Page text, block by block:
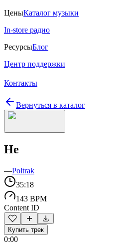
ЦеныКаталог музыки
In-store радио
РесурсыБлог
Центр поддержки
Контакты
Вернуться в каталог
He
—Poltrak
35:18
143 BPM
Content ID
Купить трек
0:00